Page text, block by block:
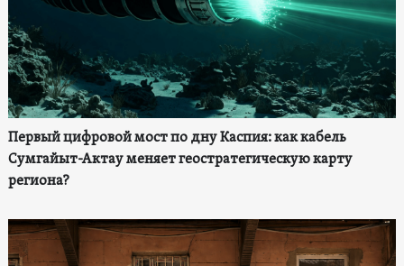
Первый цифровой мост по дну Каспия: как кабель
Сумгайыт-Актау меняет геостратегическую карту
региона?